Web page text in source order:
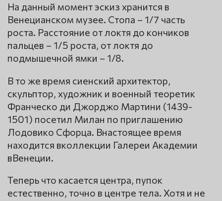
На данный момент эскиз хранится в
Венецианском музее. Стопа – 1/7 часть
роста. Расстояние от локтя до кончиков
пальцев – 1/5 роста, от локтя до
подмышечной ямки – 1/8.
В то же время сиенский архитектор,
скульптор, художник и военный теоретик
Франческо ди Джорджо Мартини (1439-
1501) посетил Милан по приглашению
Лодовико Сфорца. Внастоящее время
находится вколлекции Галереи Академии
вВенеции.
Теперь что касается центра, пупок
естественно, точно в центре тела. Хотя и не